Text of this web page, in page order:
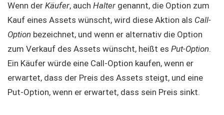
Wenn der Käufer, auch Halter genannt, die Option zum
Kauf eines Assets wünscht, wird diese Aktion als Call-
Option bezeichnet, und wenn er alternativ die Option
zum Verkauf des Assets wünscht, heißt es Put-Option.
Ein Käufer würde eine Call-Option kaufen, wenn er
erwartet, dass der Preis des Assets steigt, und eine
Put-Option, wenn er erwartet, dass sein Preis sinkt.